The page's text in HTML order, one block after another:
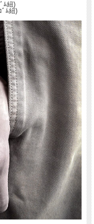
ﾑ紐)
ﾑ紐)